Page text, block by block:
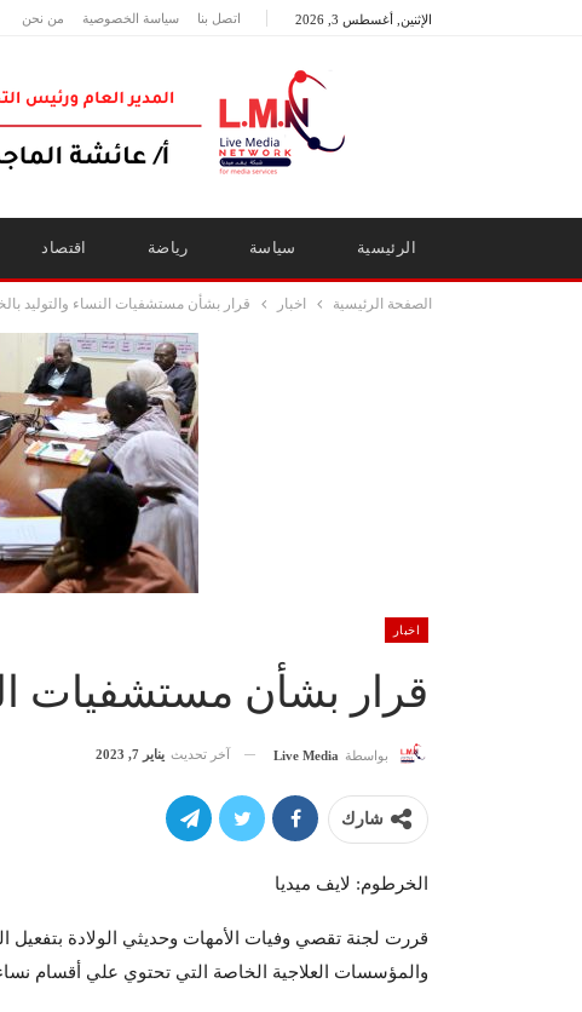
الإثنين, أغسطس 3, 2026 اتصل بنا سياسة الخصوصية من نحن
الرئيسية سياسة رياضة اقتصاد
الصفحة الرئيسية اخبار قرار بشأن مستشفيات النساء والتوليد
اخبار
قرار بشأن مستشفيات
بواسطة Live Media آخر تحديث يناير 7, 2023
شارك
الخرطوم: لايف ميديا
قررت لجنة تقصي وفيات الأمهات وحديثي الولادة بتفعيل
والمؤسسات العلاجية الخاصة التي تحتوي علي أقسام نساء